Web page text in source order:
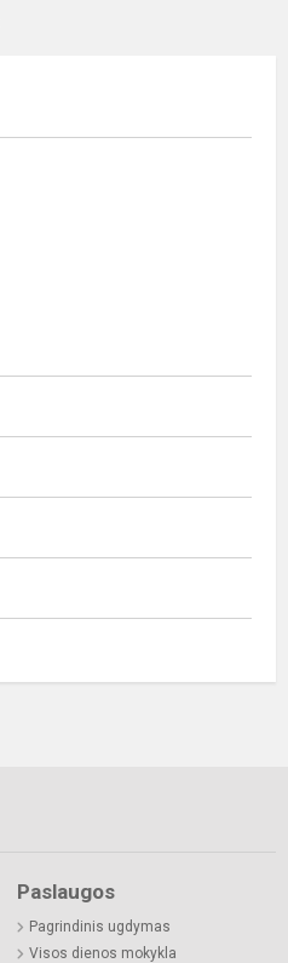
Paslaugos
Pagrindinis ugdymas
Visos dienos mokykla